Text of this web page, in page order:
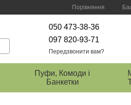
Порівняння
050 473-38-36
097 820-93-71
Передзвонити вам?
Пуфи, Комоди і
Банкетки